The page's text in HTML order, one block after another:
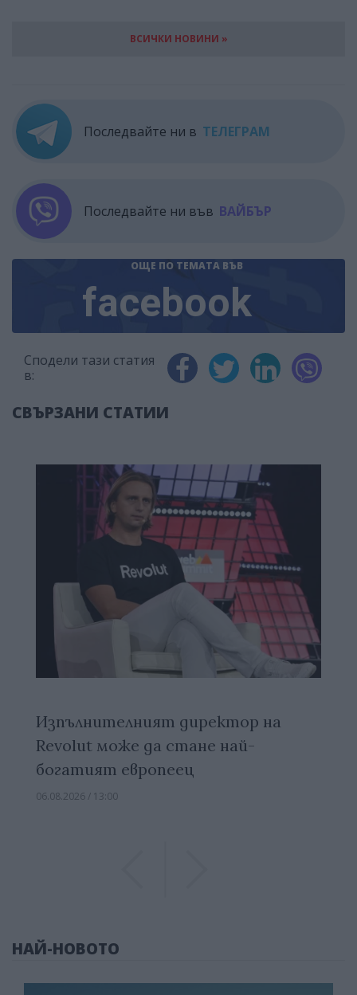
ВСИЧКИ НОВИНИ »
Последвайте ни в ТЕЛЕГРАМ
Последвайте ни във ВАЙБЪР
ОЩЕ ПО ТЕМАТА ВЪВ
facebook
Сподели тази статия
в:
СВЪРЗАНИ СТАТИИ
Изпълнителният директор на
Revolut може да стане най-
богатият европеец
06.08.2026 / 13:00
НАЙ-НОВОТО